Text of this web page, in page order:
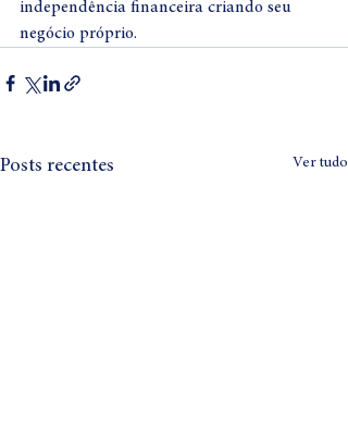
independência financeira criando seu
negócio próprio.
Posts recentes Ver tudo